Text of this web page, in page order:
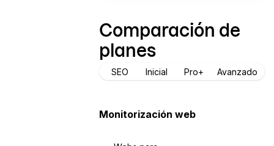
Comparación de
planes
SEO Inicial Pro+ Avanzado
Monitorización web